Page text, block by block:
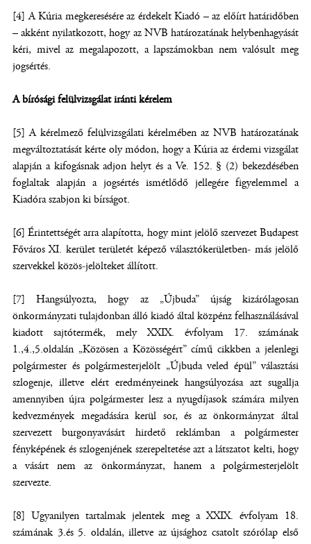
[4] A Kúria megkeresésére az érdekelt Kiadó – az előírt határidőben
– akként nyilatkozott, hogy az NVB határozatának helybenhagyását
kéri, mivel az megalapozott, a lapszámokban nem valósult meg
jogsértés.
A bírósági felülvizsgálat iránti kérelem
[5] A kérelmező felülvizsgálati kérelmében az NVB határozatának
megváltoztatását kérte oly módon, hogy a Kúria az érdemi vizsgálat
alapján a kifogásnak adjon helyt és a Ve. 152. § (2) bekezdésében
foglaltak alapján a jogsértés ismétlődő jellegére figyelemmel a
Kiadóra szabjon ki bírságot.
[6] Érintettségét arra alapította, hogy mint jelölő szervezet Budapest
Főváros XI. kerület területét képező választókerületben- más jelölő
szervekkel közös-jelölteket állított.
[7] Hangsúlyozta, hogy az „Újbuda” újság kizárólagosan
önkormányzati tulajdonban álló kiadó által közpénz felhasználásával
kiadott sajtótermék, mely XXIX. évfolyam 17. számának
1.,4.,5.oldalán „Közösen a Közösségért” című cikkben a jelenlegi
polgármester és polgármesterjelölt „Újbuda veled épül” választási
szlogenje, illetve elért eredményeinek hangsúlyozása azt sugallja
amennyiben újra polgármester lesz a nyugdíjasok számára milyen
kedvezmények megadására kerül sor, és az önkormányzat által
szervezett burgonyavásárt hirdető reklámban a polgármester
fényképének és szlogenjének szerepeltetése azt a látszatot kelti, hogy
a vásárt nem az önkormányzat, hanem a polgármesterjelölt
szervezte.
[8] Ugyanilyen tartalmak jelentek meg a XXIX. évfolyam 18.
számának 3.és 5. oldalán, illetve az újsághoz csatolt szórólap első